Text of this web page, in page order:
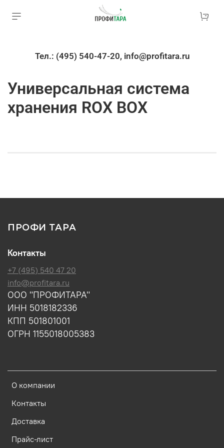
Тел.: (495) 540-47-20, info@profitara.ru
Универсальная система
хранения ROX BOX
ПРОФИ ТАРА
О компании
Контакты
Доставка
Прайс-лист
Контакты
+7 (495) 540 47 20
info@profitara.ru
ООО "ПРОФИТАРА"
ИНН 5018182336
КПП 501801001
ОГРН 1155018005383